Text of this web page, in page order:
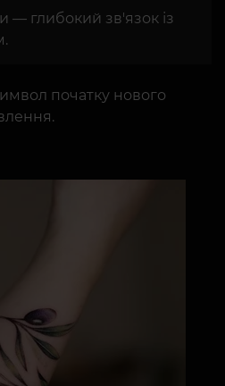
глибокий зв'язок із
початку нового